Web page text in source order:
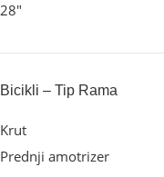
28"
Bicikli – Tip Rama
Krut
Prednji amotrizer